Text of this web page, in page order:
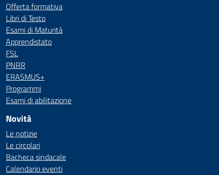
Offerta formativa
Libri di Testo
Esami di Maturità
Apprendistato
FSL
PNRR
ERASMUS+
Programmi
Esami di abilitazione
Novità
Le notizie
Le circolari
Bacheca sindacale
Calendario eventi